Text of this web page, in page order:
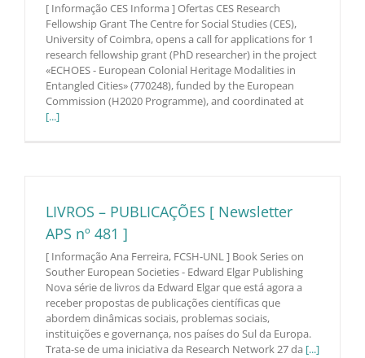
[ Informação CES Informa ] Ofertas CES Research
Fellowship Grant The Centre for Social Studies (CES),
University of Coimbra, opens a call for applications for 1
research fellowship grant (PhD researcher) in the project
«ECHOES - European Colonial Heritage Modalities in
Entangled Cities» (770248), funded by the European
Commission (H2020 Programme), and coordinated at
[...]
LIVROS – PUBLICAÇÕES [ Newsletter
APS nº 481 ]
[ Informação Ana Ferreira, FCSH-UNL ] Book Series on
Souther European Societies - Edward Elgar Publishing
Nova série de livros da Edward Elgar que está agora a
receber propostas de publicações científicas que
abordem dinâmicas sociais, problemas sociais,
instituições e governança, nos países do Sul da Europa.
Trata-se de uma iniciativa da Research Network 27 da [...]